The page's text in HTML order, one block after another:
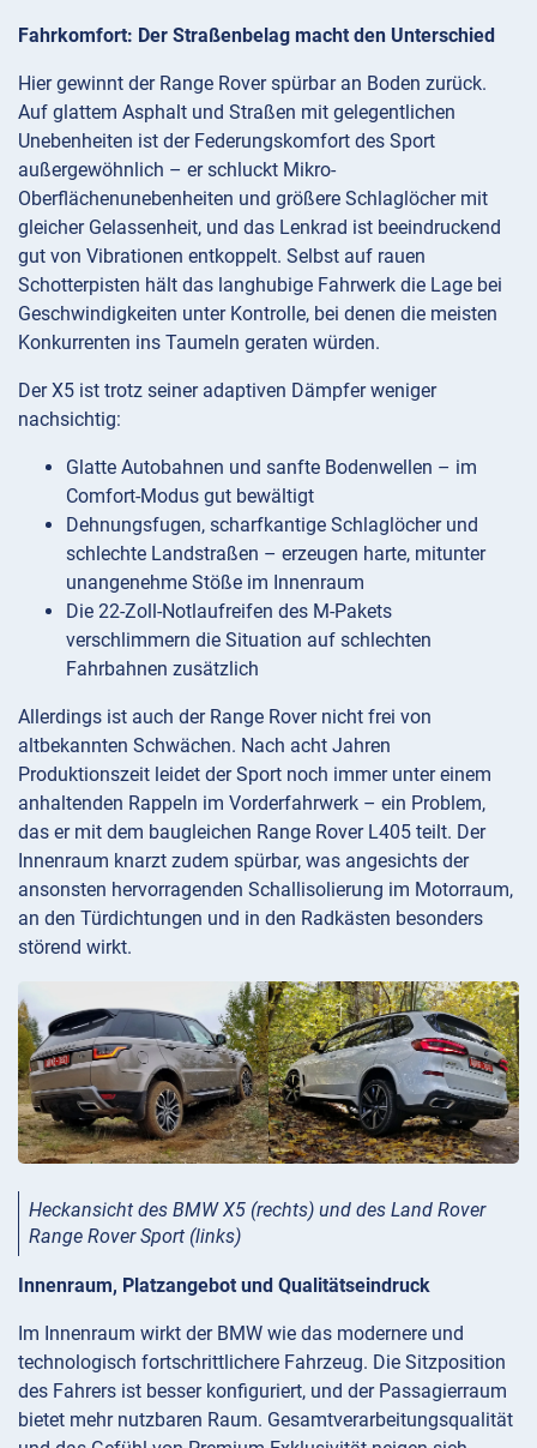
Fahrkomfort: Der Straßenbelag macht den Unterschied
Hier gewinnt der Range Rover spürbar an Boden zurück.
Auf glattem Asphalt und Straßen mit gelegentlichen
Unebenheiten ist der Federungskomfort des Sport
außergewöhnlich – er schluckt Mikro-
Oberflächenunebenheiten und größere Schlaglöcher mit
gleicher Gelassenheit, und das Lenkrad ist beeindruckend
gut von Vibrationen entkoppelt. Selbst auf rauen
Schotterpisten hält das langhubige Fahrwerk die Lage bei
Geschwindigkeiten unter Kontrolle, bei denen die meisten
Konkurrenten ins Taumeln geraten würden.
Der X5 ist trotz seiner adaptiven Dämpfer weniger
nachsichtig:
Glatte Autobahnen und sanfte Bodenwellen – im
Comfort-Modus gut bewältigt
Dehnungsfugen, scharfkantige Schlaglöcher und
schlechte Landstraßen – erzeugen harte, mitunter
unangenehme Stöße im Innenraum
Die 22-Zoll-Notlaufreifen des M-Pakets
verschlimmern die Situation auf schlechten
Fahrbahnen zusätzlich
Allerdings ist auch der Range Rover nicht frei von
altbekannten Schwächen. Nach acht Jahren
Produktionszeit leidet der Sport noch immer unter einem
anhaltenden Rappeln im Vorderfahrwerk – ein Problem,
das er mit dem baugleichen Range Rover L405 teilt. Der
Innenraum knarzt zudem spürbar, was angesichts der
ansonsten hervorragenden Schallisolierung im Motorraum,
an den Türdichtungen und in den Radkästen besonders
störend wirkt.
Heckansicht des BMW X5 (rechts) und des Land Rover
Range Rover Sport (links)
Innenraum, Platzangebot und Qualitätseindruck
Im Innenraum wirkt der BMW wie das modernere und
technologisch fortschrittlichere Fahrzeug. Die Sitzposition
des Fahrers ist besser konfiguriert, und der Passagierraum
bietet mehr nutzbaren Raum. Gesamtverarbeitungsqualität